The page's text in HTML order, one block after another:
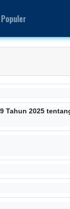
Populer
Tahun 2025